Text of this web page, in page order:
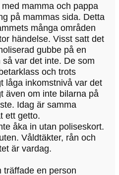
mamma och pappa
på mammas sida. Detta
många områden
händelse. Visst satt det
gubbe på en
var det inte. De som
och trots
låga inkomstnivå var det
även om inte bilarna på
Idag är samma
ett getto.
åka in utan poliseskort.
Våldtäkter, rån och
är vardag.
träffade en person